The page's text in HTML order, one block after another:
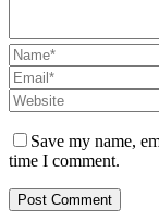
Save my name,
time I comment.